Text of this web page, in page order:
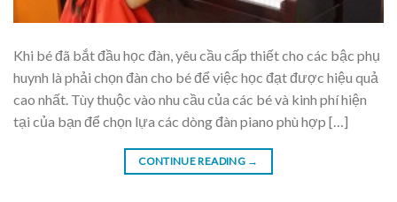
Khi bé đã bắt đầu học đàn, yêu cầu cấp thiết cho các bậc phụ
huynh là phải chọn đàn cho bé để việc học đạt được hiệu quả
cao nhất. Tùy thuộc vào nhu cầu của các bé và kinh phí hiện
tại của bạn để chọn lựa các dòng đàn piano phù hợp […]
CONTINUE READING →